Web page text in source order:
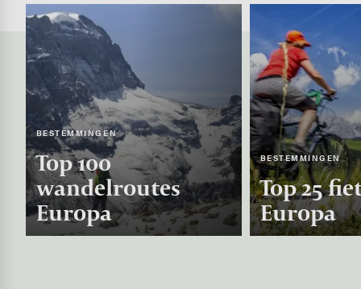
Image
BESTEMMINGEN
Top 100
wandelroutes
Europa
BESTEMMINGEN
Top 25
Europa